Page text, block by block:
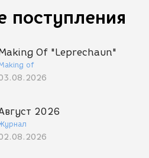
поступления
Of "Leprechaun"
of
2026